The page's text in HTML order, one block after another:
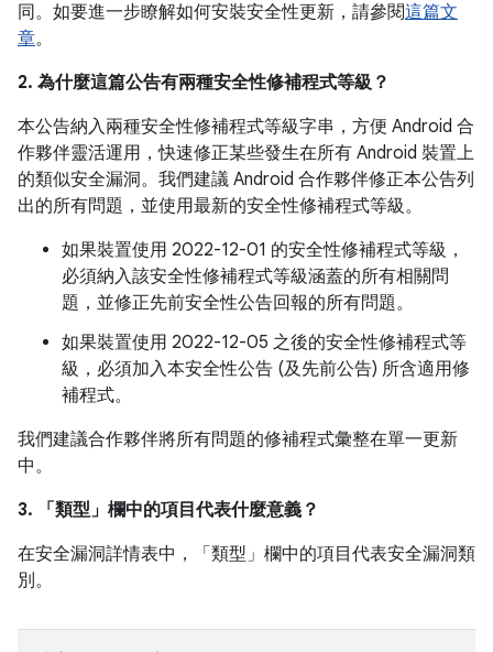
同。如要進一步瞭解如何安裝安全性更新，請參閱這篇文
章。
2. 為什麼這篇公告有兩種安全性修補程式等級？
本公告納入兩種安全性修補程式等級字串，方便 Android 合
作夥伴靈活運用，快速修正某些發生在所有 Android 裝置上
的類似安全漏洞。我們建議 Android 合作夥伴修正本公告列
出的所有問題，並使用最新的安全性修補程式等級。
如果裝置使用 2022-12-01 的安全性修補程式等級，
必須納入該安全性修補程式等級涵蓋的所有相關問
題，並修正先前安全性公告回報的所有問題。
如果裝置使用 2022-12-05 之後的安全性修補程式等
級，必須加入本安全性公告 (及先前公告) 所含適用修
補程式。
我們建議合作夥伴將所有問題的修補程式彙整在單一更新
中。
3. 「類型」 欄中的項目代表什麼意義？
在安全漏洞詳情表中，「類型」 欄中的項目代表安全漏洞類
別。